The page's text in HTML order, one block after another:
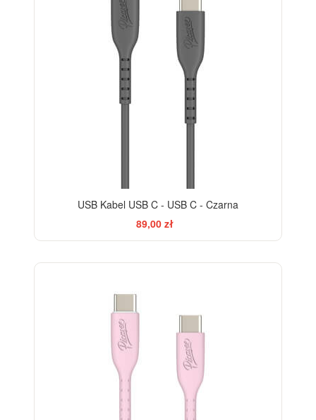
USB Kabel USB C - USB C - Czarna
89,00 zł